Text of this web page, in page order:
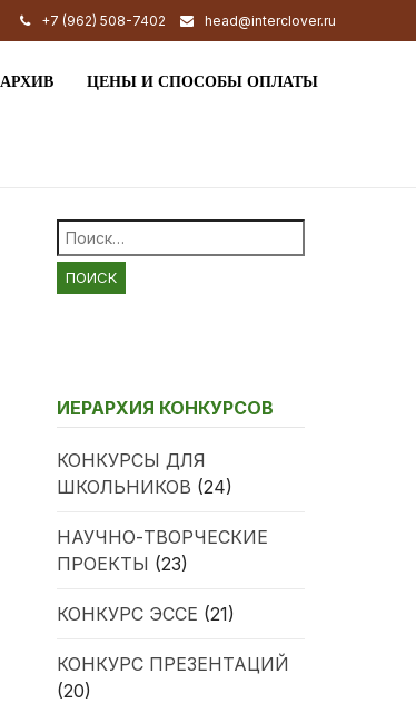
+7 (962) 508-7402 head@interclover.ru
АРХИВ ЦЕНЫ И СПОСОБЫ ОПЛАТЫ
Найти:
ИЕРАРХИЯ КОНКУРСОВ
КОНКУРСЫ ДЛЯ
ШКОЛЬНИКОВ (24)
НАУЧНО-ТВОРЧЕСКИЕ
ПРОЕКТЫ (23)
КОНКУРС ЭССЕ (21)
КОНКУРС ПРЕЗЕНТАЦИЙ
(20)